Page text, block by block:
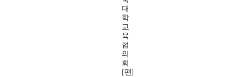
대
학
교
육
협
의
회
[편]